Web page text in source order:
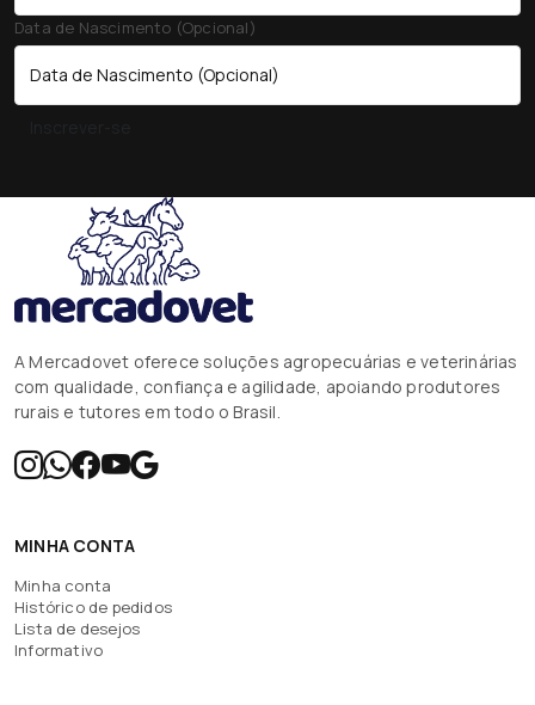
Data de Nascimento (Opcional)
A Mercadovet oferece soluções agropecuárias e veterinárias
com qualidade, confiança e agilidade, apoiando produtores
rurais e tutores em todo o Brasil.
MINHA CONTA
Minha conta
Histórico de pedidos
Lista de desejos
Informativo